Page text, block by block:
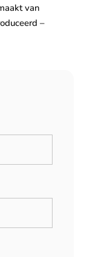
van
–